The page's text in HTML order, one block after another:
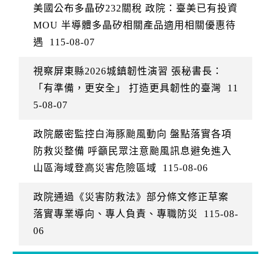
美國公布多晶矽232關稅 政院：臺美已有投資
MOU 半導體多晶矽相關產品適用相關優惠待
遇
115-08-07
視察屏東縣2026城鎮韌性演習 張秘書長：
「有準備，更安全」 打造更具韌性的臺灣
11
5-08-07
政院嚴密監控白海豚颱風動向 盤點落實各項
防救災整備 呼籲民眾注意颱風訊息避免進入
山區海域登高災害危險區域
115-08-06
政院通過《災害防救法》部分條文修正草案
落實專業導向、專人負責、專職防災
115-08-
06